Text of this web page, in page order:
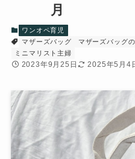
月
ワンオペ育児
マザーズバッグ
マザーズバッグ
ミニマリスト主婦
2023年9月25日 2025年5月4